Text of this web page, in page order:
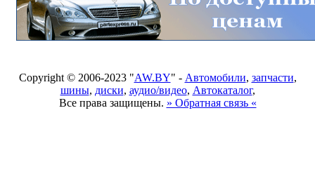
Copyright © 2006-2023 "AW.BY" - Автомобили, запчасти,
шины, диски, аудио/видео, Автокаталог,
Все права защищены. » Обратная связь «